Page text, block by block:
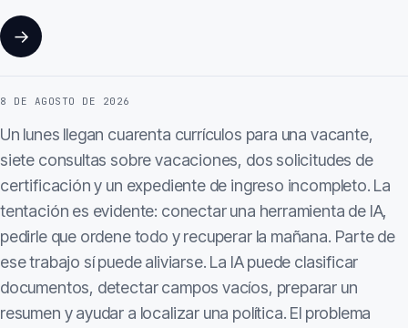
→
8 DE AGOSTO DE 2026
Un lunes llegan cuarenta currículos para una vacante,
siete consultas sobre vacaciones, dos solicitudes de
certificación y un expediente de ingreso incompleto. La
tentación es evidente: conectar una herramienta de IA,
pedirle que ordene todo y recuperar la mañana. Parte de
ese trabajo sí puede aliviarse. La IA puede clasificar
documentos, detectar campos vacíos, preparar un
resumen y ayudar a localizar una política. El problema